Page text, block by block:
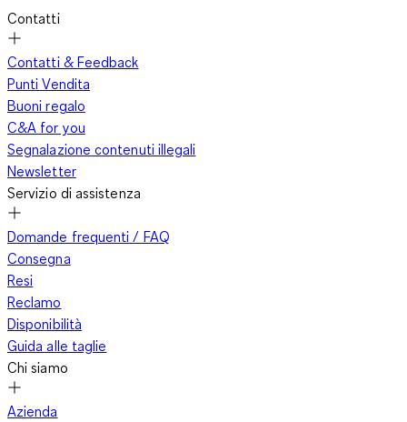
Contatti
Contatti & Feedback
Punti Vendita
Buoni regalo
C&A for you
Segnalazione contenuti illegali
Newsletter
Servizio di assistenza
Domande frequenti / FAQ
Consegna
Resi
Reclamo
Disponibilità
Guida alle taglie
Chi siamo
Azienda